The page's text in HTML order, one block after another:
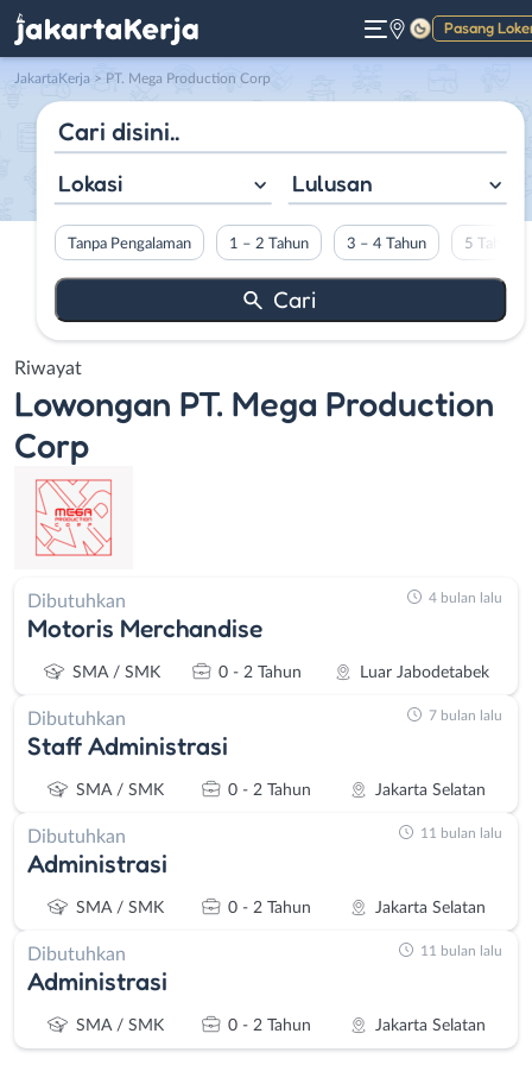
Pasang
Gelap
JakartaKerja > PT. Mega Production Corp
Lokasi Lulusan
Tanpa Pengalaman 1 – 2 Tahun 3 – 4 Tahun 5 Tahun
Riwayat
Lowongan PT. Mega Production
Corp
Dibutuhkan
Motoris Merchandise
SMA / SMK 0 - 2 Tahun Luar Jabodetabek
4 bulan lalu
Dibutuhkan
Staff Administrasi
SMA / SMK 0 - 2 Tahun Jakarta Selatan
7 bulan lalu
Dibutuhkan
Administrasi
SMA / SMK 0 - 2 Tahun Jakarta Selatan
11 bulan lalu
Dibutuhkan
Administrasi
SMA / SMK 0 - 2 Tahun Jakarta Selatan
11 bulan lalu